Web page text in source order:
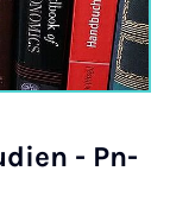
- Pn­